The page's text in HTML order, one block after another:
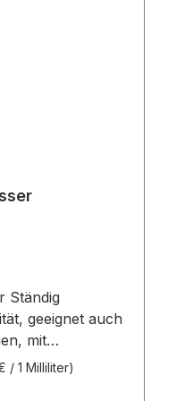
Ständig
geeignet auch
mit
/ 1 Milliliter)